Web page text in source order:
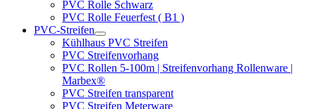
PVC Rolle Schwarz
PVC Rolle Feuerfest ( B1 )
PVC-Streifen
Kühlhaus PVC Streifen
PVC Streifenvorhang
PVC Rollen 5-100m | Streifenvorhang Rollenware |
Marbex®
PVC Streifen transparent
PVC Streifen Meterware